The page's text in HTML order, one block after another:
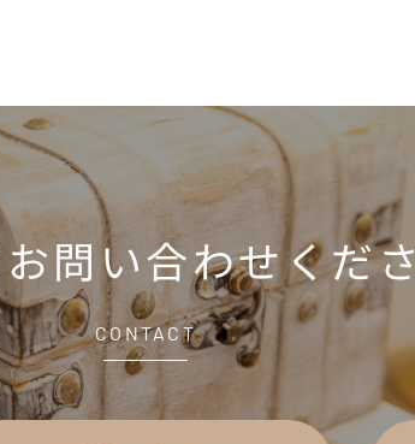
お問い合わせくだ
CONTACT